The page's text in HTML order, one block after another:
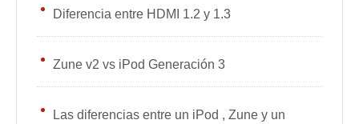
Diferencia entre HDMI 1.2 y 1.3
Zune v2 vs iPod Generación 3
Las diferencias entre un iPod , Zune y un